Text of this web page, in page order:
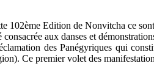
102ème Edition de Nonvitcha ce
consacrée aux danses et
des Panégyriques qui
Ce premier volet des